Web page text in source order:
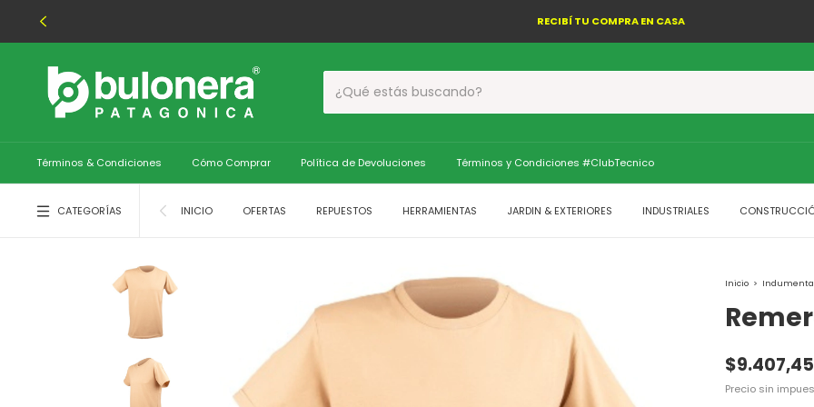
RECIBÍ TU COMPRA EN CASA
Términos & Condiciones Cómo Comprar Política de Devoluciones Términos y Condiciones #ClubTecnico
CATEGORÍAS INICIO OFERTAS REPUESTOS HERRAMIENTAS JARDIN & EXTERIORES INDUSTRIALES
Inicio >
$9.407,45
Precio sin